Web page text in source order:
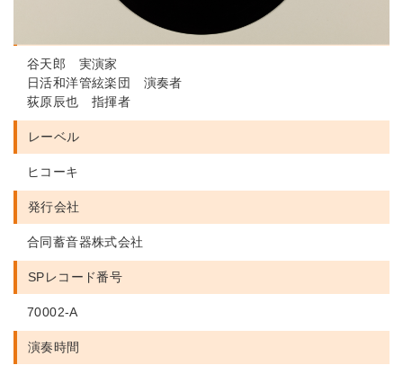
谷天郎 実演家
日活和洋管絃楽団 演奏者
荻原辰也 指揮者
レーベル
ヒコーキ
発行会社
合同蓄音器株式会社
SPレコード番号
70002-A
演奏時間